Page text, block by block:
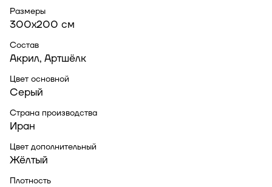
Размеры
300x200 см
Состав
Акрил, Артшёлк
Цвет основной
Серый
Страна производства
Иран
Цвет дополнительный
Жёлтый
Плотность